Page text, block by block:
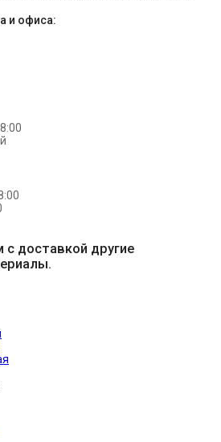
и офиса:
доставкой другие